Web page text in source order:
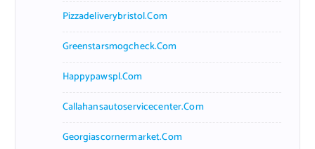
Pizzadeliverybristol.com
Greenstarsmogcheck.com
Happypawspl.com
Callahansautoservicecenter.com
Georgiascornermarket.com